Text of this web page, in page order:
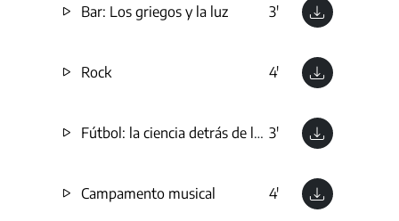
Bar: Los griegos y la luz 3'
Rock 4'
Fútbol: la ciencia detrás de la pasión 3'
Campamento musical 4'